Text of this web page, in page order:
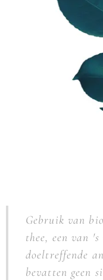
Gebruik van
thee, een van
doeltreffende
bevatten geen